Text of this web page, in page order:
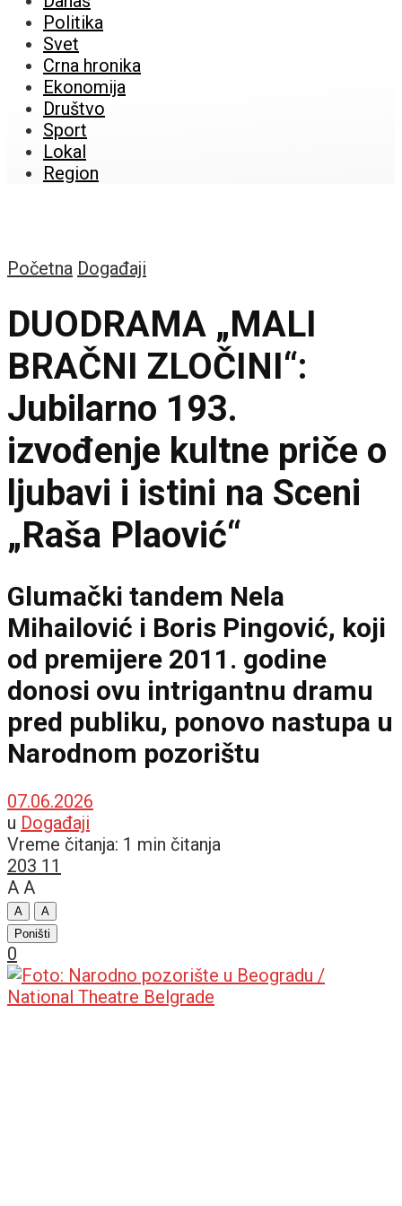
Politika
Svet
Crna hronika
Ekonomija
Društvo
Sport
Lokal
Region
Početna Događaji
DUODRAMA „MALI
BRAČNI ZLOČINI“:
Jubilarno 193.
izvođenje kultne priče o
ljubavi i istini na Sceni
„Raša Plaović“
Glumački tandem Nela
Mihailović i Boris Pingović, koji
od premijere 2011. godine
donosi ovu intrigantnu dramu
pred publiku, ponovo nastupa u
Narodnom pozorištu
07.06.2026
u Događaji
Vreme čitanja: 1 min čitanja
203 11
A A
A
A
Poništi
0